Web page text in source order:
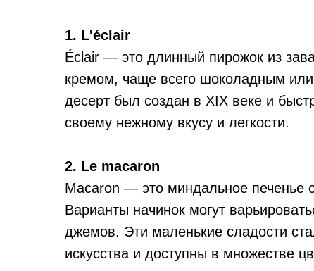
1. L'éclair
Éclair — это длинный пирожок из
кремом, чаще всего шоколадным
десерт был создан в XIX веке и
своему нежному вкусу и легкости.
2. Le macaron
Macaron — это миндальное печенье
Варианты начинок могут
джемов. Эти маленькие сладости
искусства и доступны в множестве